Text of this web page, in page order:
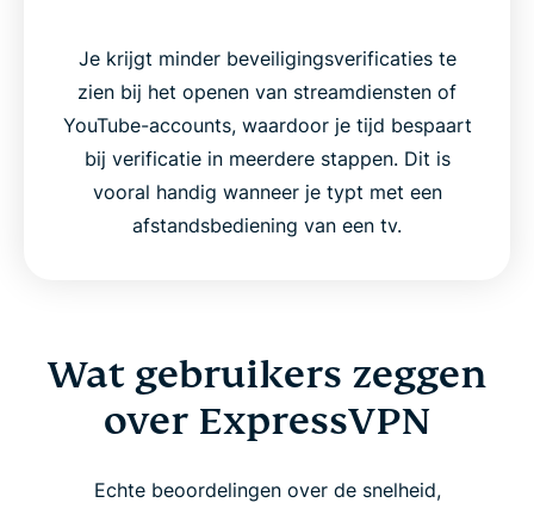
Je krijgt minder beveiligingsverificaties te
zien bij het openen van streamdiensten of
YouTube-accounts, waardoor je tijd bespaart
bij verificatie in meerdere stappen. Dit is
vooral handig wanneer je typt met een
afstandsbediening van een tv.
Wat gebruikers zeggen
over ExpressVPN
Echte beoordelingen over de snelheid,